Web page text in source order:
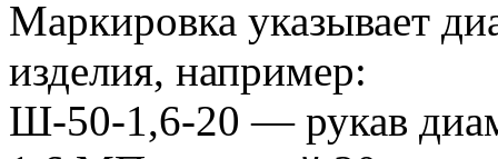
Маркировка указывает
изделия, например:
Ш-50-1,6-20 — рукав